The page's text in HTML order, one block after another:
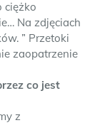
ciężko
Na zdjęciach
” Przetoki
zaopatrzenie
co jest
z